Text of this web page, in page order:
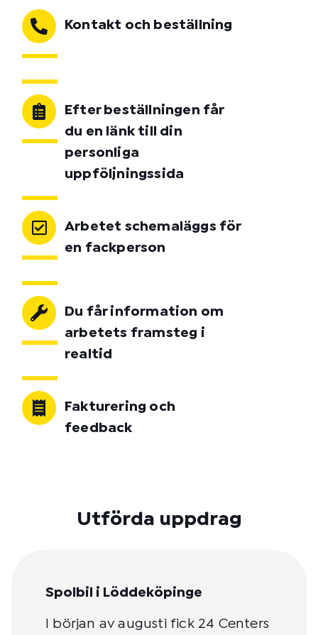
Kontakt och beställning
Efter beställningen får
du en länk till din
personliga
uppföljningssida
Arbetet schemaläggs för
en fackperson
Du får information om
arbetets framsteg i
realtid
Fakturering och
feedback
Utförda uppdrag
Spolbil i Löddeköpinge
I början av augusti fick 24 Centers